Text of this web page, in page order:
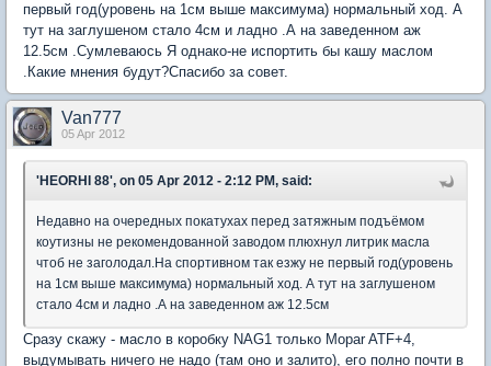
первый год(уровень на 1см выше максимума) нормальный ход. А
тут на заглушеном стало 4см и ладно .А на заведенном аж
12.5cм .Сумлеваюсь Я однако-не испортить бы кашу маслом
.Какие мнения будут?Спасибо за совет.
Van777
05 Apr 2012
'HEORHI 88', on 05 Apr 2012 - 2:12 PM, said:
Недавно на очередных покатухах перед затяжным подъёмом
коутизны не рекомендованной заводом плюхнул литрик масла
чтоб не заголодал.На спортивном так езжу не первый год(уровень
на 1см выше максимума) нормальный ход. А тут на заглушеном
стало 4см и ладно .А на заведенном аж 12.5cм
Сразу скажу - масло в коробку NAG1 только Mopar ATF+4,
выдумывать ничего не надо (там оно и залито), его полно почти в